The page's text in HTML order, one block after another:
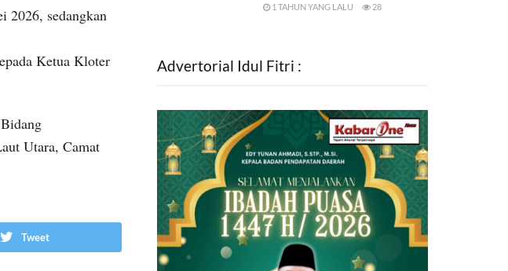
2026, sedangkan
Ketua Kloter
Utara, Camat
Tweet
1 TAHUN YANG LALU 28
Advertorial Idul Fitri :